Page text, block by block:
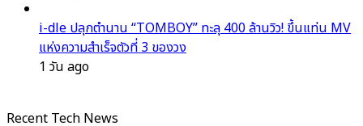
i-dle ปลุกตำนาน “TOMBOY” ทะลุ 400 ล้านวิว! ขึ้นแท่น MV
แห่งความสำเร็จตัวที่ 3 ของวง
1 วัน ago
Recent Tech News